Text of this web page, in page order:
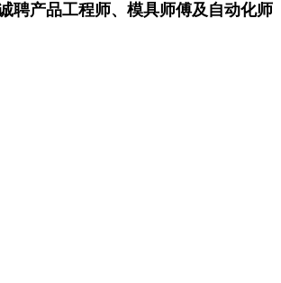
聘产品工程师、模具师傅及自动化师